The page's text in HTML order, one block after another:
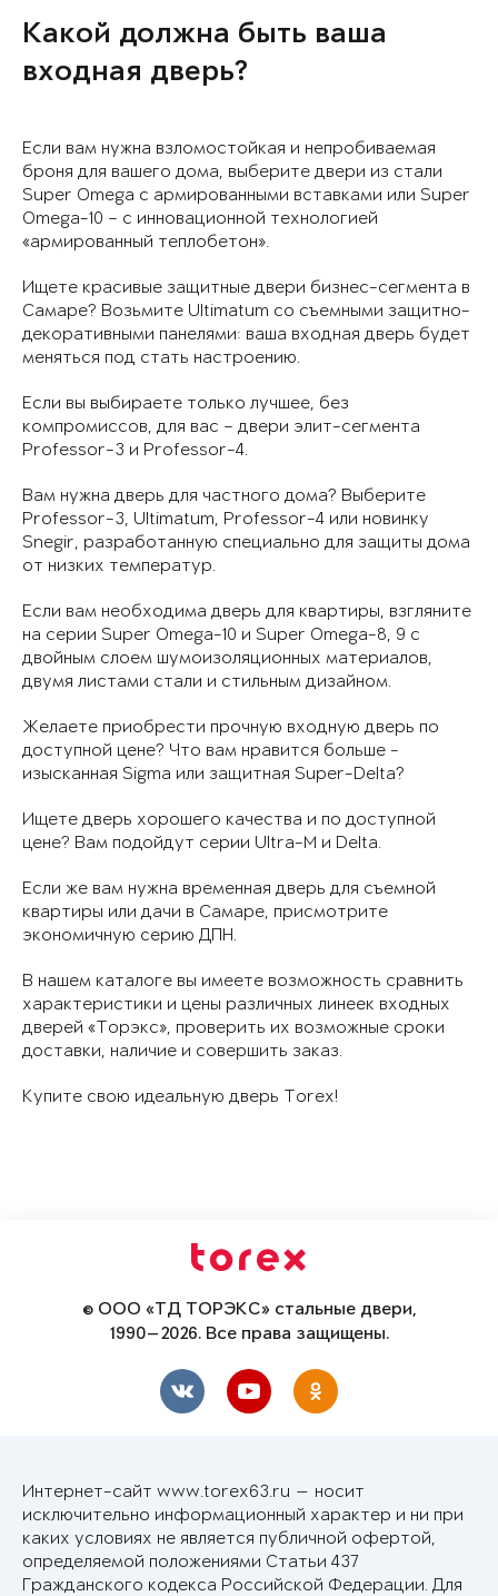
Какой должна быть ваша
входная дверь?
Если вам нужна взломостойкая и непробиваемая
броня для вашего дома, выберите двери из стали
Super Omega с армированными вставками или Super
Omega-10 – с инновационной технологией
«армированный теплобетон».
Ищете красивые защитные двери бизнес-сегмента в
Самаре? Возьмите Ultimatum со съемными защитно-
декоративными панелями: ваша входная дверь будет
меняться под стать настроению.
Если вы выбираете только лучшее, без
компромиссов, для вас – двери элит-сегмента
Professor-3 и Professor-4.
Вам нужна дверь для частного дома? Выберите
Professor-3, Ultimatum, Professor-4 или новинку
Snegir, разработанную специально для защиты дома
от низких температур.
Если вам необходима дверь для квартиры, взгляните
на серии Super Omega-10 и Super Omega-8, 9 с
двойным слоем шумоизоляционных материалов,
двумя листами стали и стильным дизайном.
Желаете приобрести прочную входную дверь по
доступной цене? Что вам нравится больше -
изысканная Sigma или защитная Super-Delta?
Ищете дверь хорошего качества и по доступной
цене? Вам подойдут серии Ultra-M и Delta.
Если же вам нужна временная дверь для съемной
квартиры или дачи в Самаре, присмотрите
экономичную серию ДПН.
В нашем каталоге вы имеете возможность сравнить
характеристики и цены различных линеек входных
дверей «Торэкс», проверить их возможные сроки
доставки, наличие и совершить заказ.
Купите свою идеальную дверь Torex!
© ООО «ТД ТОРЭКС» стальные двери,
1990—2026. Все права защищены.
Интернет-сайт www.torex63.ru — носит
исключительно информационный характер и ни при
каких условиях не является публичной офертой,
определяемой положениями Статьи 437
Гражданского кодекса Российской Федерации. Для